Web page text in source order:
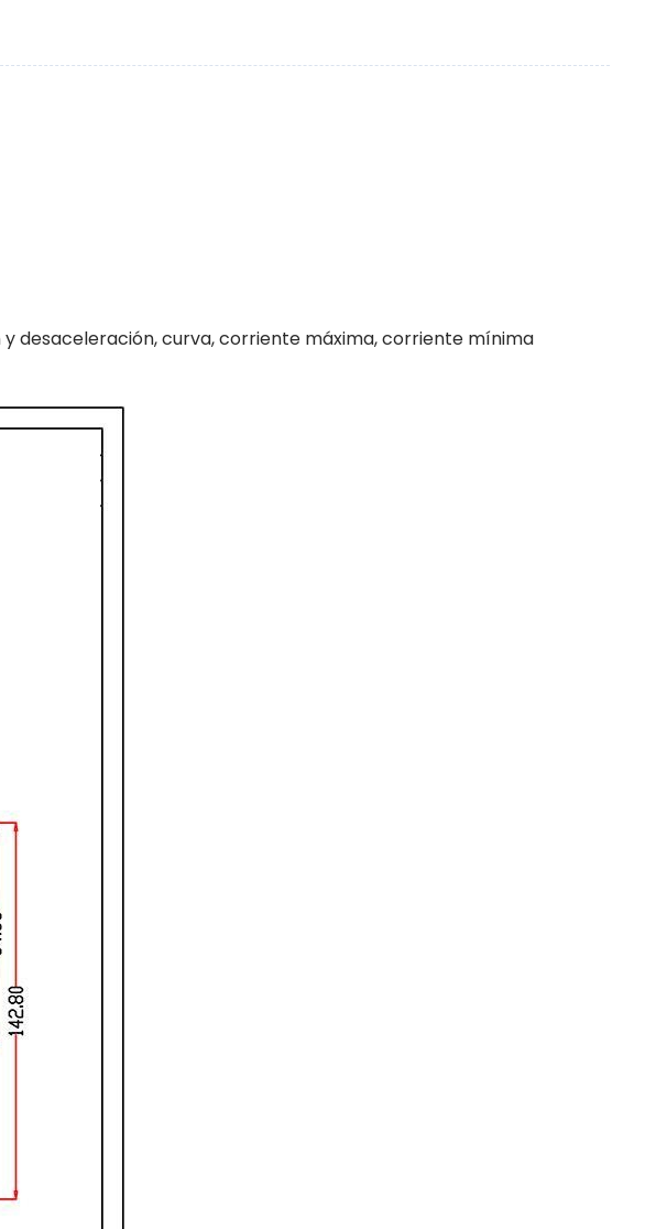
desaceleración, curva, corriente máxima, corriente mínima